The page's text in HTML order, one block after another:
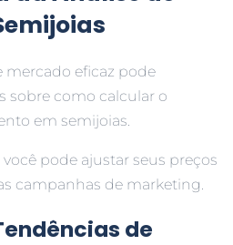
mercado eficaz pode
sobre como calcular o
em semijoias.
pode ajustar seus preços
campanhas de marketing.
de